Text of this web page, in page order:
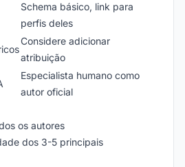
Schema básico, link para
perfis deles
Considere adicionar
atribuição
Especialista humano como
autor oficial
os autores
dos 3-5 principais